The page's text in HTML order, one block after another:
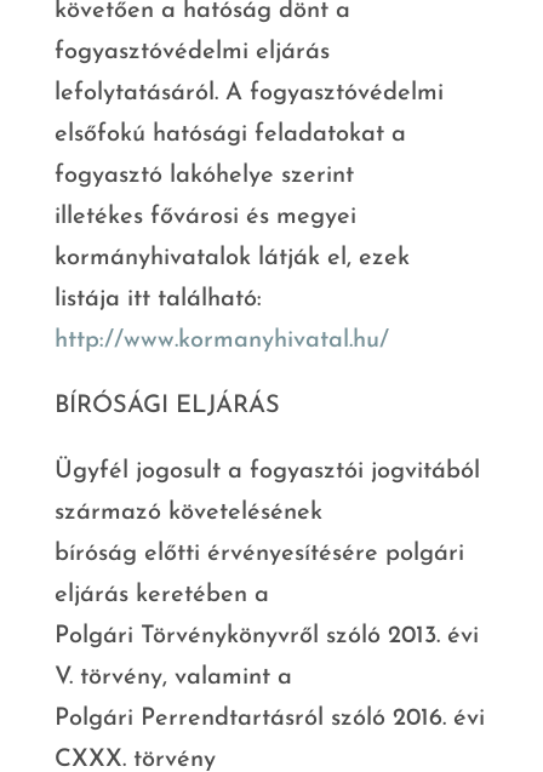
követően a hatóság dönt a
fogyasztóvédelmi eljárás
lefolytatásáról. A fogyasztóvédelmi
elsőfokú hatósági feladatokat a
fogyasztó lakóhelye szerint
illetékes fővárosi és megyei
kormányhivatalok látják el, ezek
listája itt található:
http://www.kormanyhivatal.hu/
BÍRÓSÁGI ELJÁRÁS
Ügyfél jogosult a fogyasztói jogvitából
származó követelésének
bíróság előtti érvényesítésére polgári
eljárás keretében a
Polgári Törvénykönyvről szóló 2013. évi
V. törvény, valamint a
Polgári Perrendtartásról szóló 2016. évi
CXXX. törvény